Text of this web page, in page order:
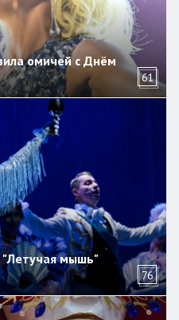
омичей с Днём
61
"Летучая мышь"
76